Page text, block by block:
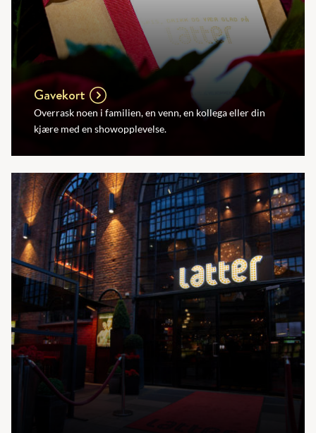
Gavekort
Overrask noen i familien, en venn, en kollega eller din
kjære med en showopplevelse.